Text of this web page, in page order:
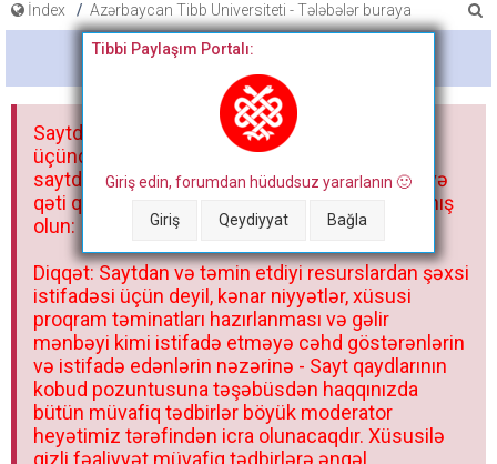
İndex Azərbaycan Tibb Universiteti - Tələbələr buraya
a
Bitdi
Tibbi Paylaşım Portalı:
Giriş edin, forumdan hüdudsuz yararlanın 🙂
Giriş Qeydiyyat Bağla
Saytdakı materiallar yalnız fərdi istifadəniz
üçündür. Materialları istisnasız heç bir qrupda,
saytda və sosial şəbəkədə paylaşmaq olmaz və
qəti qadağandır! Forum qaydaları ilə mütləq tanış
olun:
Diqqət: Saytdan və təmin etdiyi resurslardan şəxsi
istifadəsi üçün deyil, kənar niyyətlər, xüsusi
proqram təminatları hazırlanması və gəlir
mənbəyi kimi istifadə etməyə cəhd göstərənlərin
və istifadə edənlərin nəzərinə - Sayt qaydlarının
kobud pozuntusuna təşəbüsdən haqqınızda
bütün müvafiq tədbirlər böyük moderator
heyətimiz tərəfindən icra olunacaqdır. Xüsusilə
gizli fəaliyyət müvafiq tədbirlərə əngəl